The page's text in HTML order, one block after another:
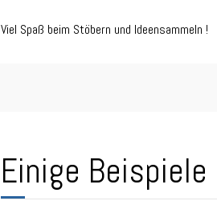
Viel Spaß beim Stöbern und Ideensammeln !
Einige Beispiele